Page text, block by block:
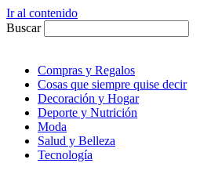
Ir al contenido
Buscar
Compras y Regalos
Cosas que siempre quise decir
Decoración y Hogar
Deporte y Nutrición
Moda
Salud y Belleza
Tecnología